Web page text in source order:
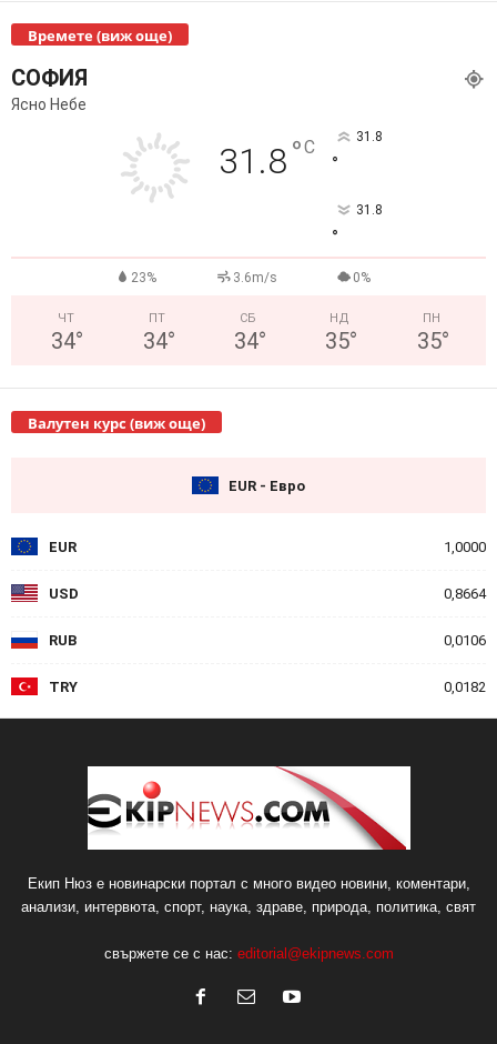
Времете (виж още)
СОФИЯ
Ясно Небе
31.8°C 31.8
°
31.8
°
23% 3.6m/s 0%
ЧТ
34°
ПТ
34°
СБ
34°
НД
35°
ПН
35°
Валутен курс (виж още)
EUR - Евро
EUR 1,0000
USD 0,8664
RUB 0,0106
TRY 0,0182
Екип Нюз е новинарски портал с много видео новини, коментари,
анализи, интервюта, спорт, наука, здраве, природа, политика, свят
свържете се с нас: editorial@ekipnews.com